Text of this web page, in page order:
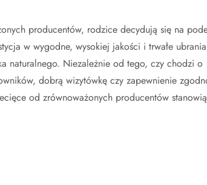
producentów, rodzice decydują się na
w wygodne, wysokiej jakości i trwałe
naturalnego. Niezależnie od tego, czy chodzi o
dobrą wizytówkę czy zapewnienie
od zrównoważonych producentów